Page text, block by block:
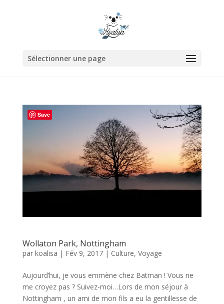
Sélectionner une page
Wollaton Park, Nottingham
par koalisa | Fév 9, 2017| Culture, Voyage
Aujourd’hui, je vous emmène chez Batman ! Vous ne
me croyez pas ? Suivez-moi…Lors de mon séjour à
Nottingham , un ami de mon fils a eu la gentillesse de
Save